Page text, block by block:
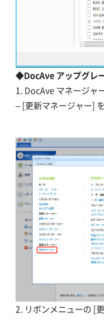
◆DocAve アップグレ
1. DocAve マネージャ
– [更新マネージャー]
2. リボンメニューの [